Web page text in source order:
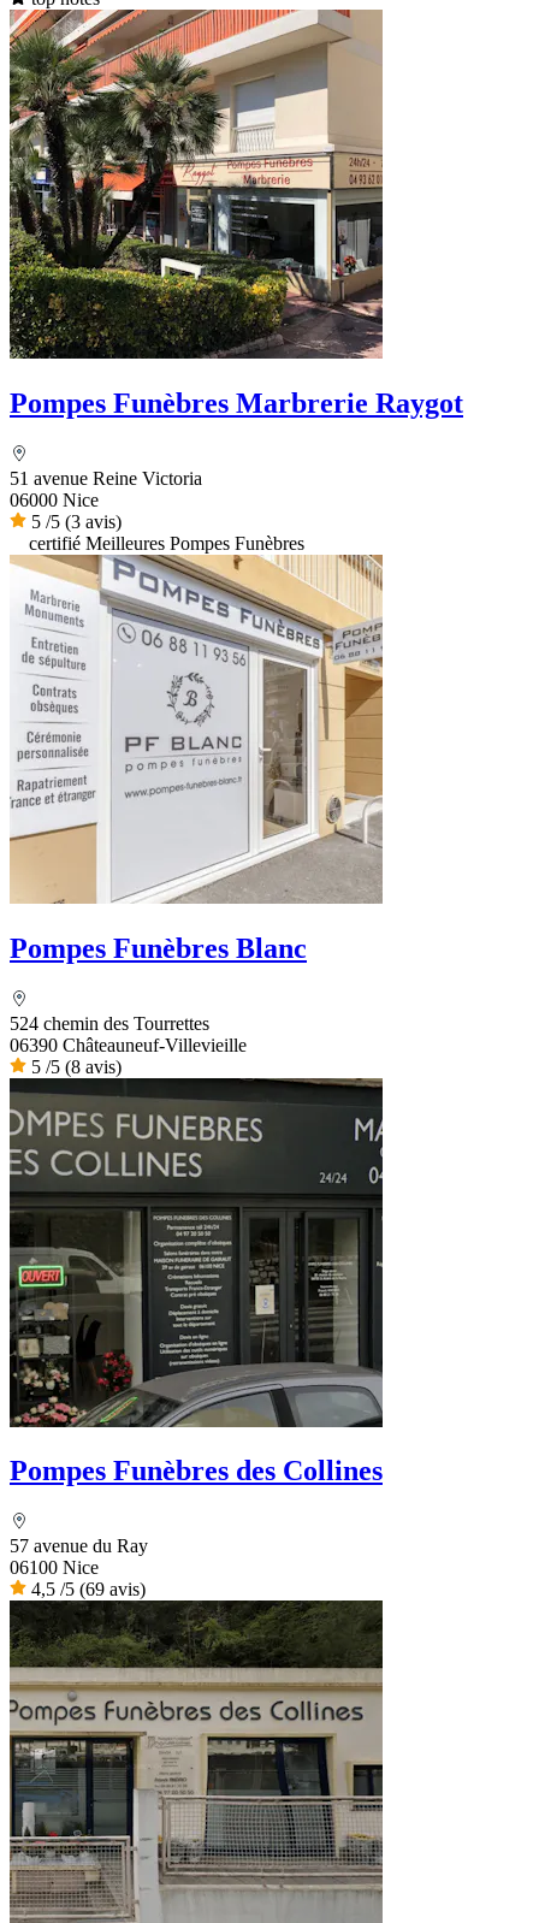
Pompes Funèbres Marbrerie Raygot
51 avenue Reine Victoria
06000 Nice
5 /5 (3 avis)
certifié Meilleures Pompes Funèbres
Pompes Funèbres Blanc
524 chemin des Tourrettes
06390 Châteauneuf-Villevieille
5 /5 (8 avis)
Pompes Funèbres des Collines
57 avenue du Ray
06100 Nice
4,5 /5 (69 avis)